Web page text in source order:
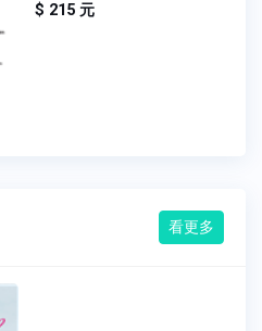
$ 215 元
看更多